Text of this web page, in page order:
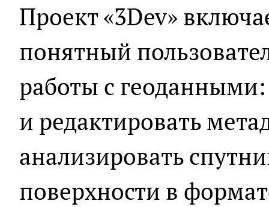
Проект «3Dev»
понятный
работы с геоданными:
и редактировать
анализировать
поверхности в